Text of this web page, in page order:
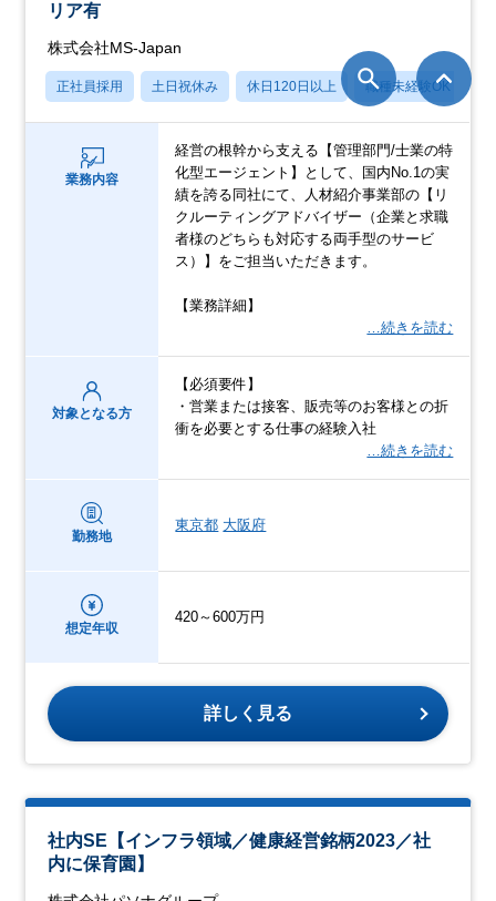
リア有
株式会社MS-Japan
正社員採用 土日祝休み 休日120日以上 職種未経験OK
業務内容
経営の根幹から支える【管理部門/士業の特
化型エージェント】として、国内No.1の実
績を誇る同社にて、人材紹介事業部の【リ
クルーティングアドバイザー（企業と求職
者様のどちらも対応する両手型のサービ
ス）】をご担当いただきます。
【業務詳細】
…続きを読む
対象となる方
【必須要件】
・営業または接客、販売等のお客様との折
衝を必要とする仕事の経験入社
…続きを読む
勤務地
東京都 大阪府
想定年収
420～600万円
詳しく見る
社内SE【インフラ領域／健康経営銘柄2023／社
内に保育園】